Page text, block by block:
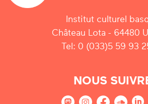
Institut culturel
Château Lota - 64480
Tel: 0 (033)5 59 93
NOUS